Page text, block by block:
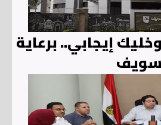
إيجابي.. برعاية
سويف